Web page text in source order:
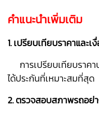
คำแนะนำเพิ่มเติม
1. เปรียบเทียบราคาและเ
การเปรียบเทียบราค
ได้ประกันที่เหมาะสมที่สุด
2. ตรวจสอบสภาพรถอย่